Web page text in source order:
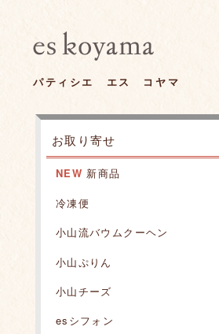
パティシエ エス コヤマ
お取り寄せ
NEW 新商品
冷凍便
小山流バウムクーヘン
小山ぷりん
小山チーズ
esシフォン